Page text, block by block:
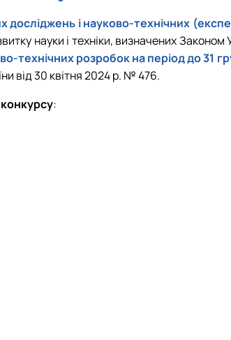
і науково-технічних
науки і техніки, визначених Законом
технічних розробок на період до 31
від 30 квітня 2024 р. № 476.
: